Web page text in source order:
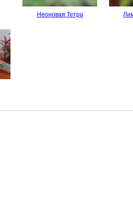
Неоновая Тетра